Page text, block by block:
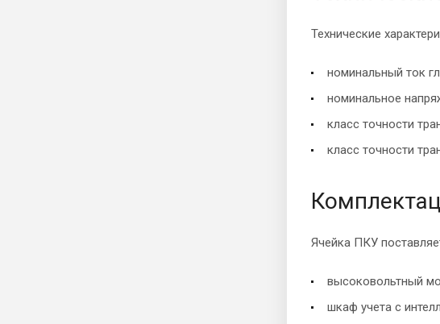
Технические
номинальный ток
номинальное
класс точности
класс точности
Ячейка ПКУ
высоковольтный
шкаф учета с